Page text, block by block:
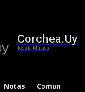
Corchea.Uy
Toda la Música
Notas Comunidad